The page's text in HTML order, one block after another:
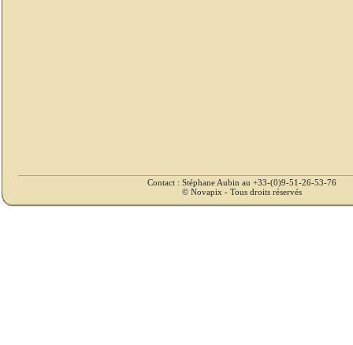
Contact : Stéphane Aubin au +33-(0)9-51-26-53-76
© Novapix - Tous droits réservés